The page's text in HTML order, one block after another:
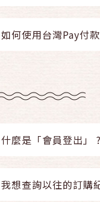
如何使用台灣Pay付款
什麼是「會員登出」 ?
我想查詢以往的訂購